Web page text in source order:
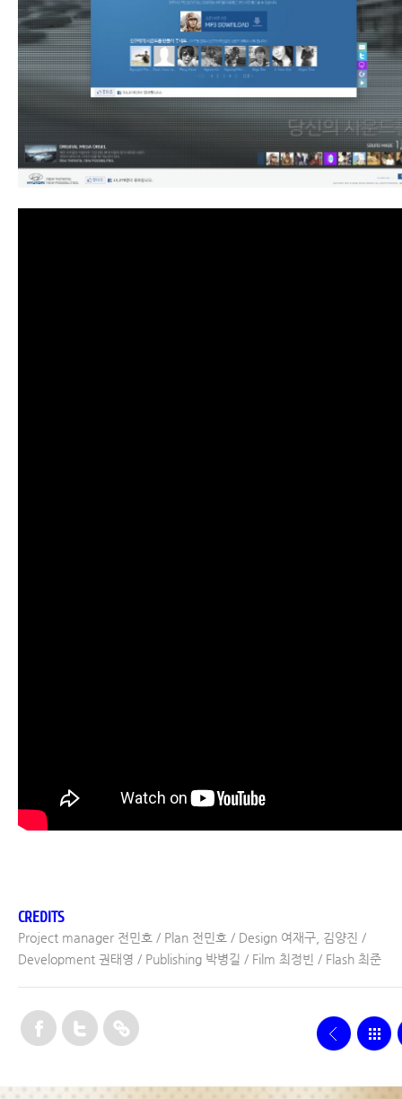
CREDITS
Project manager 전민호 / Plan 전민호 / Design 여재구, 김양진 /
Development 권태영 / Publishing 박병길 / Film 최정빈 / Flash 최준